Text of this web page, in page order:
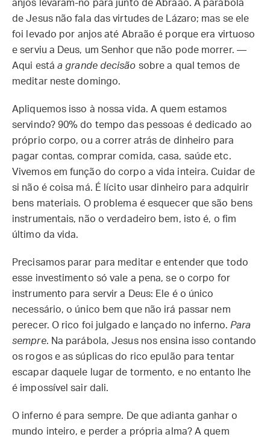
anjos levaram-no para junto de Abraão. A parábola
de Jesus não fala das virtudes de Lázaro; mas se ele
foi levado por anjos até Abraão é porque era virtuoso
e serviu a Deus, um Senhor que não pode morrer. —
Aqui está a grande decisão sobre a qual temos de
meditar neste domingo.
Apliquemos isso à nossa vida. A quem estamos
servindo? 90% do tempo das pessoas é dedicado ao
próprio corpo, ou a correr atrás de dinheiro para
pagar contas, comprar comida, casa, saúde etc.
Vivemos em função do corpo a vida inteira. Cuidar de
si não é coisa má. É lícito usar dinheiro para adquirir
bens materiais. O problema é esquecer que são bens
instrumentais, não o verdadeiro bem, isto é, o fim
último da vida.
Precisamos parar para meditar e entender que todo
esse investimento só vale a pena, se o corpo for
instrumento para servir a Deus: Ele é o único
necessário, o único bem que não irá passar nem
perecer. O rico foi julgado e lançado no inferno. Para
sempre. Na parábola, Jesus nos ensina isso contando
os rogos e as súplicas do rico epulão para tentar
escapar daquele lugar de tormento, e no entanto lhe
é impossível sair dali.
O inferno é para sempre. De que adianta ganhar o
mundo inteiro, e perder a própria alma? A quem